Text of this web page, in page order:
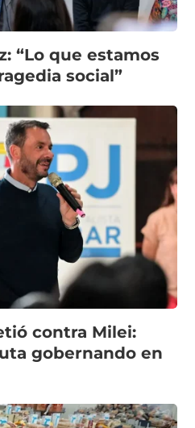
“Lo que estamos
social”
contra Milei:
gobernando en